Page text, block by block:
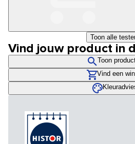
Toon alle
Vind jouw product in
Toon
Vind een